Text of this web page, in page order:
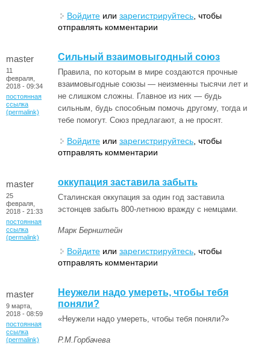
Войдите или зарегистрируйтесь , чтобы
отправлять комментарии
master
11
февраля,
2018 - 09:34
постоянная
ссылка
(permalink)
Сильный взаимовыгодный союз
Правила, по которым в мире создаются прочные
взаимовыгодные союзы — неизменны тысячи лет и
не слишком сложны. Главное из них — будь
сильным, будь способным помочь другому, тогда и
тебе помогут. Союз предлагают, а не просят.
Войдите или зарегистрируйтесь , чтобы
отправлять комментарии
master
25
февраля,
2018 - 21:33
постоянная
ссылка
(permalink)
оккупация заставила забыть
Сталинская оккупация за один год заставила
эстонцев забыть 800-летнюю вражду с немцами.
Марк Бернштейн
Войдите или зарегистрируйтесь , чтобы
отправлять комментарии
master
9 марта,
2018 - 08:59
постоянная
ссылка
(permalink)
Неужели надо умереть, чтобы тебя
поняли?
«Неужели надо умереть, чтобы тебя поняли?»
Р.М.Горбачева